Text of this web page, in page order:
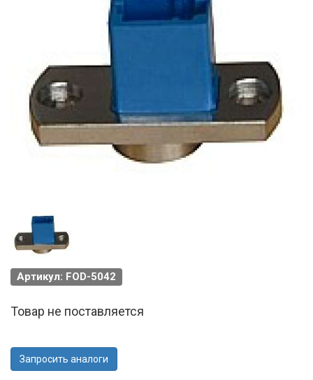
Артикул: FOD-5042
Товар не поставляется
Запросить аналоги